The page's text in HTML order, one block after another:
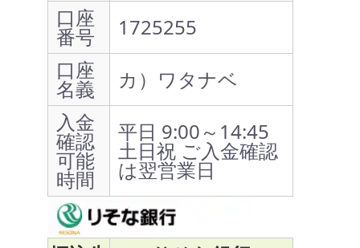
口座
番号
1725255
口座
名義
カ）ワタナベ
入金
確認
可能
時間
平日 9:00～14:45
土日祝 ご入金確認
は翌営業日